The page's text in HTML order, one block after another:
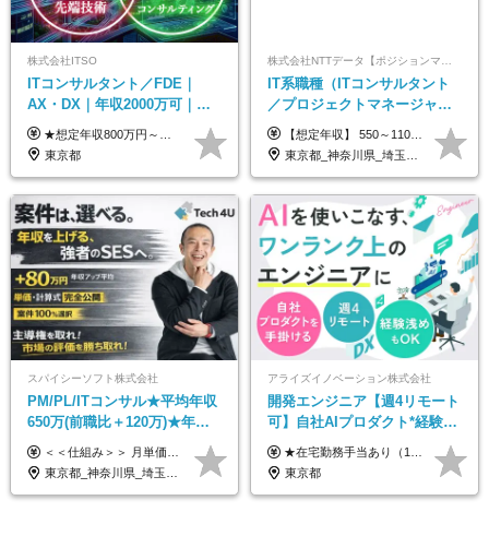
株式会社ITSO
ITコンサルタント／FDE｜
AX・DX｜年収2000万可｜取
引先の9割が大手企業｜残業月
10h｜リモート案件有
★想定年収800万円～最大2000万円可 ★前職給与を考慮 ★ストックオプション付与あり（IPO間近） ★昇給制度あり ┗入社6カ月後に3％以上の昇給があります。その後、業績に合わせて適宜、昇給します。 月給66万円～166.6万円 ※経験、スキルにあわせて相談のうえ決定します。 ※残業手当は残業時間に応じて別途全額支給 ※試用期間6ヶ月（期間中、給与・待遇に差異はありません）
東京都
IT系職種（ITコンサルタント
／プロジェクトマネージャー
／ITアーキテクト）
【想定年収】 550～1100万 【想定役職】 課長代理 主任 一般 ※これまでの経験・年齢などを考慮し、当社給与規則に基づき決定します。 ※残業手当 一般社員（定型勤務・フレックスタイム制）の場合：時間外労働連動支給 一般社員（専門業務型裁量労働制）・管理職の場合：なし 裁量労働の場合について裁量労働手当がございますが、超過分の時間外手当の支給はありません。 （固定残業手当ではないため） ※裁量労働手当 一般社員（専門業務型裁量労働制）の場合：別途、裁量労働手当の支給がございます。
東京都_神奈川県_埼玉県_千葉県_大阪府_愛知県_北海道_青森県_岩手県_宮城県_秋田県_山形県_福島県_茨城県_栃木県_群馬県_新潟県_山梨県_長野県_富山県_石川県_福井県_静岡県_岐阜県_三重県_兵庫県_京都府_滋賀県_奈良県_和歌山県_広島県_岡山県_鳥取県_島根県_山口県_徳島県_香川県_愛媛県_高知県_福岡県_熊本県_佐賀県_長崎県_大分県_宮崎県_鹿児島県_沖縄県
スパイシーソフト株式会社
PM/PL/ITコンサル★平均年収
650万(前職比＋120万)★年間
休日132日★残業月平均7.4h★
リモあり
＜＜仕組み＞＞ 月単価に応じて会社HPで公開しているテーブルにもとづき毎月決定されます！ https://www.tech4u.dev/payroll ＜＜実績＞＞ PM/PL・ITコンサル職の平均年収実績：650万円 前職比平均：＋120万円 ＜＜PM/PL・ITコンサル案件＞＞ ・PMO／進捗・課題管理：600〜800万円 ・要件定義／業務改善支援：650〜850万円 ・開発PM／PL：750〜1000万円 ・インフラPM／PL：750〜1000万円 ・ITコンサル／導入支援：800〜1000万円 ＜＜リーダークラス＞＞ 還元率：85〜90％ ・月単価100万円 → 年収約960万円 ・月単価120万円 → 年収約1150万円 ・月単価140万円 → 年収約1300万円 ※単価・還元率はすべて公開 ※待機時も給与保証 ※還元率は他社にあわせ社保の会社負担分も含めています 月給25万円～67万円＋賞与年2回 ※上記には、30時間分（4万5千円～12万1千円）の固定残業代が含まれています。超過分は別途支給します。 ※試用期間中も給与、福利厚生に差異なし 【固定残業代について】 固定残業30時間分（45,000円～121,000円）を含む ※超過分は別途全額支給
東京都_神奈川県_埼玉県_千葉県_大阪府_愛知県_兵庫県_京都府_福岡県
アライズイノベーション株式会社
開発エンジニア【週4リモート
可】自社AIプロダクト*経験浅
めOK*実働7.15h*業界シェア
TOPクラス
★在宅勤務手当あり（1日あたり500円） ★交通費は一律で支給します 年俸制：360万円〜800万円（12分割し、月々30万円～66.6万円を支給） ※経験・スキルを考慮して決定いたします。 ※上記金額には固定残業代（40時間分/7.5万円～16.6万円）を含みます。超過分は全額支給します。
東京都